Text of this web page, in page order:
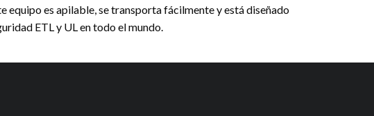
equipo es apilable, se transporta fácilmente y está diseñado
ETL y UL en todo el mundo.